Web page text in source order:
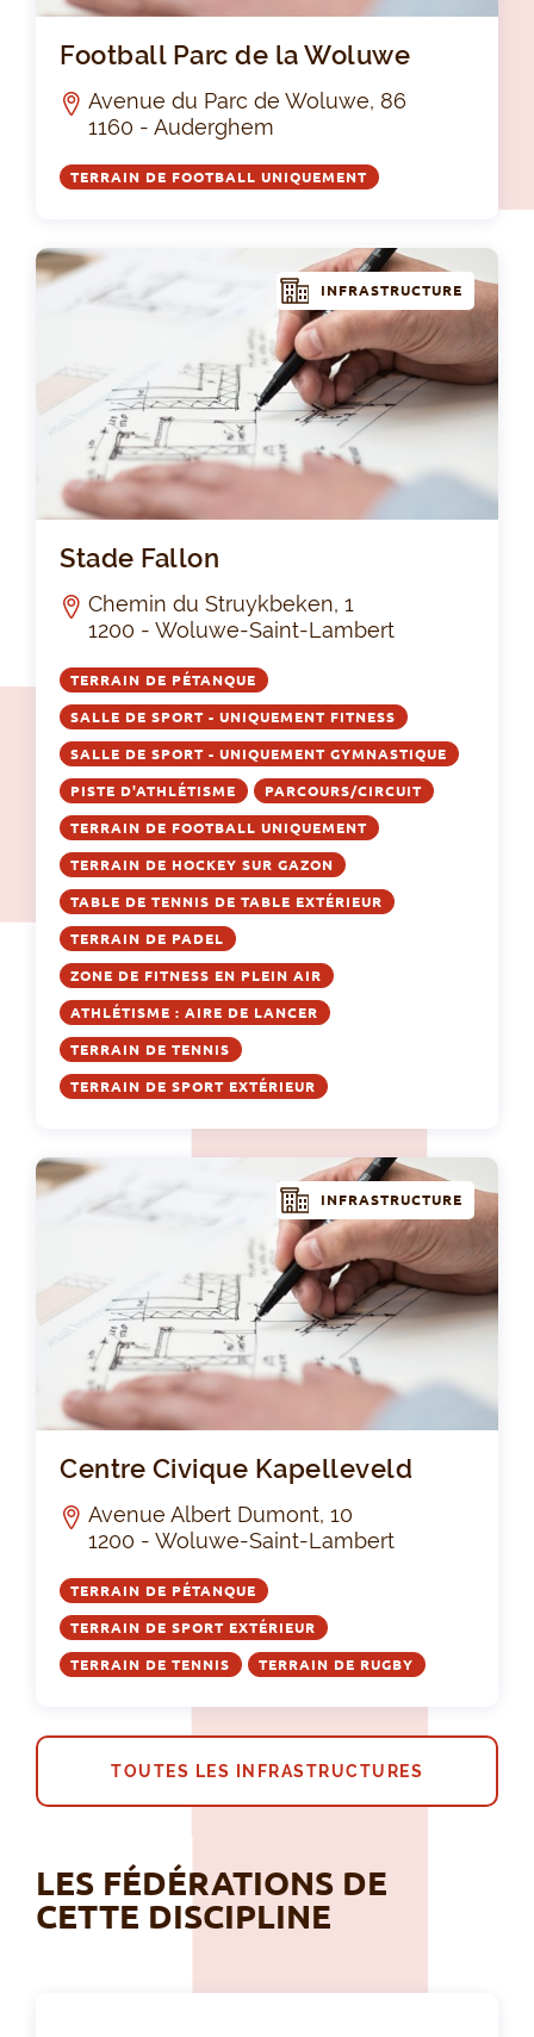
Football Parc de la Woluwe
Avenue du Parc de Woluwe, 86
1160 - Auderghem
TERRAIN DE FOOTBALL UNIQUEMENT
INFRASTRUCTURE
Stade Fallon
Chemin du Struykbeken, 1
1200 - Woluwe-Saint-Lambert
TERRAIN DE PÉTANQUE
SALLE DE SPORT - UNIQUEMENT FITNESS
SALLE DE SPORT - UNIQUEMENT GYMNASTIQUE
PISTE D'ATHLÉTISME PARCOURS/CIRCUIT
TERRAIN DE FOOTBALL UNIQUEMENT
TERRAIN DE HOCKEY SUR GAZON
TABLE DE TENNIS DE TABLE EXTÉRIEUR
TERRAIN DE PADEL
ZONE DE FITNESS EN PLEIN AIR
ATHLÉTISME : AIRE DE LANCER
TERRAIN DE TENNIS
TERRAIN DE SPORT EXTÉRIEUR
INFRASTRUCTURE
Centre Civique Kapelleveld
Avenue Albert Dumont, 10
1200 - Woluwe-Saint-Lambert
TERRAIN DE PÉTANQUE
TERRAIN DE SPORT EXTÉRIEUR
TERRAIN DE TENNIS TERRAIN DE RUGBY
TOUTES LES INFRASTRUCTURES
LES FÉDÉRATIONS DE
CETTE DISCIPLINE